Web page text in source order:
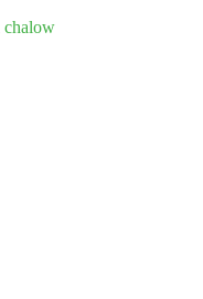
chalow